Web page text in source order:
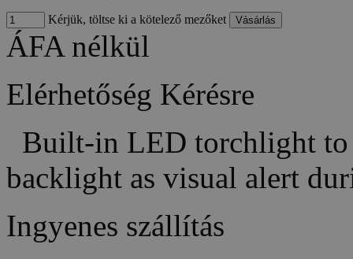
Kérjük, töltse ki a kötelező mezőket
ÁFA nélkül
Elérhetőség Kérésre
Built-in LED torchlight to
backlight as visual alert
Ingyenes szállítás